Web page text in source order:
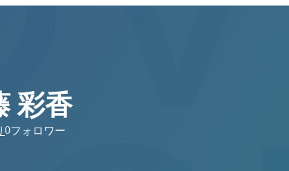
彩香
0フォロワー